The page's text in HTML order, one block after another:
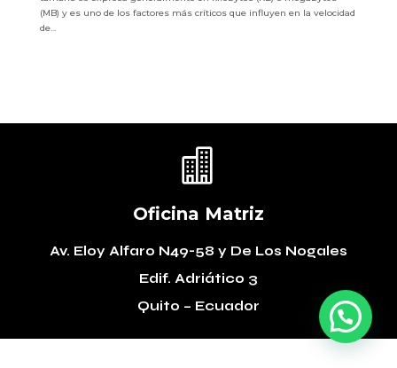
(MB) y es uno de los factores más críticos que influyen en la velocidad
de...

Oficina Matriz
Av. Eloy Alfaro N49-58 y De Los Nogales
Edif. Adriático 3
Quito – Ecuador